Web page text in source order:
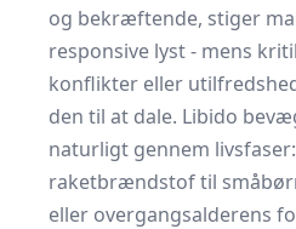
og bekræftende, stiger
respons­ive lyst - mens
konflikter eller
den til at dale. Libido
naturligt gennem
raketbrændstof til
eller overgangsalderens